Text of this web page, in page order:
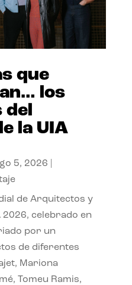
que
los
del
la UIA
5, 2026
de Arquitectos y
2026, celebrado en
por un
de diferentes
Mariona
Tomeu Ramis,